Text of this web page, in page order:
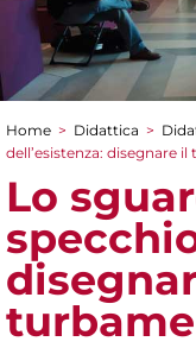
Tu sei qui
Home > Didattica >
dell’esistenza: disegnare
Lo